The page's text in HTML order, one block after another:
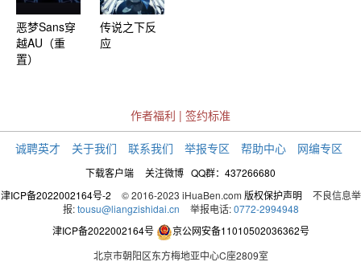
恶梦Sans穿
越AU（重
置）
传说之下反
应
作者福利 | 签约标准
诚聘英才 关于我们 联系我们 举报专区 帮助中心 网编专区
下载客户端 关注微博 QQ群：437266680
津ICP备2022002164号-2
© 2016-2023 iHuaBen.com 版权保护声明
不良信息举
报: tousu@liangzishidai.cn 举报电话: 0772-2994948
津ICP备2022002164号
京公网安备11010502036362号
北京市朝阳区东方梅地亚中心C座2809室